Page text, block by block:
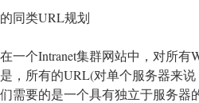
同类URL规划
一个Intranet集群网站中，对所
，所有的URL(对单个服务器来
需要的是一个具有独立于服务